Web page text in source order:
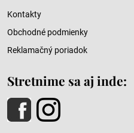
Kontakty
Obchodné podmienky
Reklamačný poriadok
Stretnime sa aj inde: